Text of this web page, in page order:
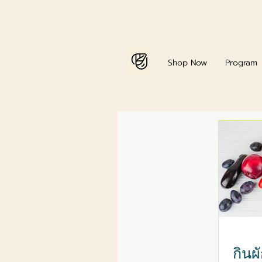
Home Shop Now Program
กิน